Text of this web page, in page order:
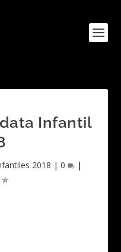
Infantil
2018 | 0 |